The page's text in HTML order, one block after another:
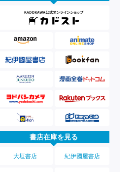
書店在庫を見る
大垣書店 紀伊國屋書店